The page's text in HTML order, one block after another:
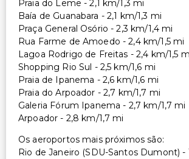
Praia do Leme - 2,1 km/1,3 mi
Baía de Guanabara - 2,1 km/1,3 mi
Praça General Osório - 2,3 km/1,4 mi
Rua Farme de Amoedo - 2,4 km/1,5 mi
Lagoa Rodrigo de Freitas - 2,4 km/1,5
Shopping Rio Sul - 2,5 km/1,6 mi
Praia de Ipanema - 2,6 km/1,6 mi
Praia do Arpoador - 2,7 km/1,7 mi
Galeria Fórum Ipanema - 2,7 km/1,7 mi
Arpoador - 2,8 km/1,7 mi
Os aeroportos mais próximos são:
Rio de Janeiro (SDU-Santos Dumont) -